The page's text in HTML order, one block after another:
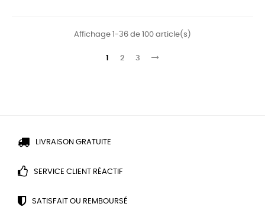
Affichage 1-36 de 100 article(s)
1 2 3
LIVRAISON GRATUITE
SERVICE CLIENT RÉACTIF
SATISFAIT OU REMBOURSÉ